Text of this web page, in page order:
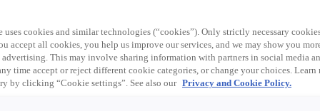
Av Hans Snoei
frukter som mango och passionsfrukt kombinerat med
uses cookies and similar technologies (“cookies”). Only strictly necessary
accept all cookies, you help us improve our services, and we may show you
advertising. This may involve sharing information with partners in social media
time accept or reject different cookie categories, or change your choices. Learn
by clicking “Cookie settings”. See also our Privacy and Cookie Policy.